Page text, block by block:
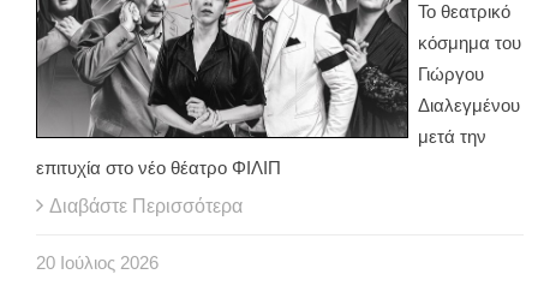
Το θεατρικό
κόσμημα του
Γιώργου
Διαλεγμένου
μετά την
επιτυχία στο νέο θέατρο ΦΙΛΙΠ
Διαβάστε Περισσότερα
20 Ιούλιος 2026